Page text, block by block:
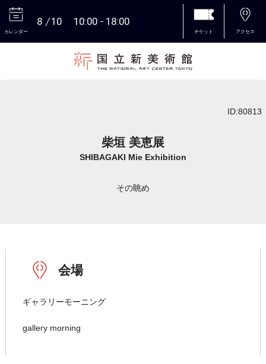
カレンダー
8 10 10:00 18:00
チケット アクセス
ID:80813
柴垣 美恵展
SHIBAGAKI Mie Exhibition
その眺め
会場
ギャラリーモーニング
gallery morning